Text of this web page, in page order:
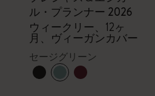
ル・プランナー 2026
ウィークリー、12ヶ
月、ヴィーガンカバー
セージグリーン